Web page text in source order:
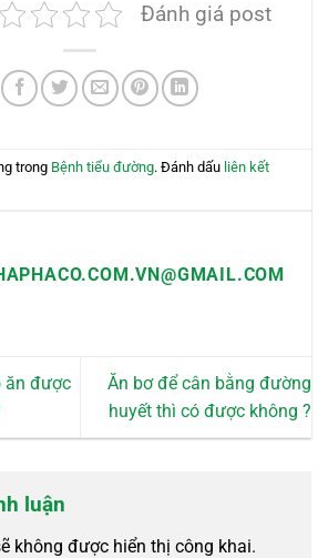
Đánh giá post
trong Bệnh tiểu đường. Đánh dấu liên kết
ăn được
Ăn bơ để cân bằng đường
huyết thì có được không ?
luận
không được hiển thị công khai.